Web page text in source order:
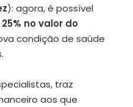
): agora, é possível
no valor do
condição de saúde
traz
aos que